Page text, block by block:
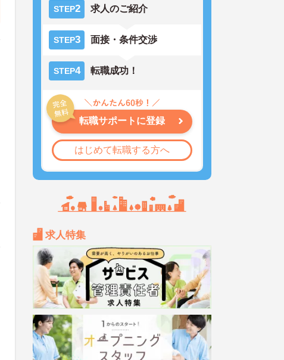
STEP2 求人のご紹介
STEP3 面接・条件交渉
STEP4 転職成功！
転職サポートに登録
はじめて転職する方へ
求人特集